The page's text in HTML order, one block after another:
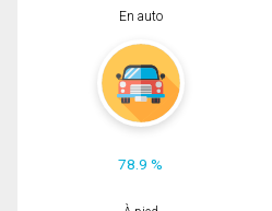
En auto
78.9 %